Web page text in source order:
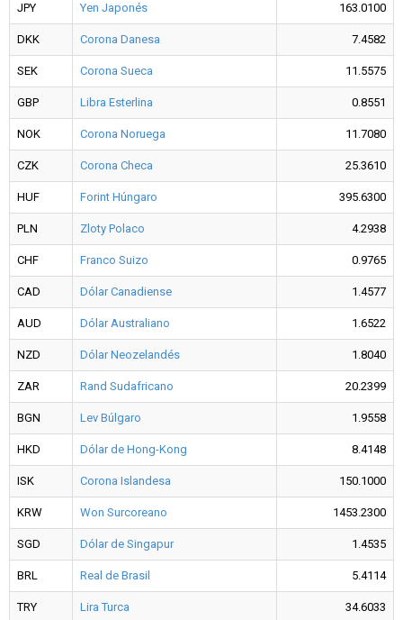
JPY Yen Japonés 163.0100
DKK Corona Danesa 7.4582
SEK Corona Sueca 11.5575
GBP Libra Esterlina 0.8551
NOK Corona Noruega 11.7080
CZK Corona Checa 25.3610
HUF Forint Húngaro 395.6300
PLN Zloty Polaco 4.2938
CHF Franco Suizo 0.9765
CAD Dólar Canadiense 1.4577
AUD Dólar Australiano 1.6522
NZD Dólar Neozelandés 1.8040
ZAR Rand Sudafricano 20.2399
BGN Lev Búlgaro 1.9558
HKD Dólar de Hong-Kong 8.4148
ISK Corona Islandesa 150.1000
KRW Won Surcoreano 1453.2300
SGD Dólar de Singapur 1.4535
BRL Real de Brasil 5.4114
TRY Lira Turca 34.6033